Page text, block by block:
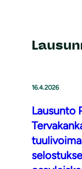
16.4.2026
Lausunto